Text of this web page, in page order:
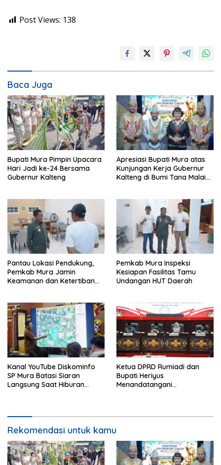
Post Views: 138
Baca Juga
Bupati Mura Pimpin Upacara
Hari Jadi ke-24 Bersama
Gubernur Kalteng
Apresiasi Bupati Mura atas
Kunjungan Kerja Gubernur
Kalteng di Bumi Tana Malai
Pantau Lokasi Pendukung,
Pemkab Mura Jamin
Keamanan dan Ketertiban
Pemkab Mura Inspeksi
Kesiapan Fasilitas Tamu
Undangan HUT Daerah
Kanal YouTube Diskominfo
SP Mura Batasi Siaran
Langsung Saat Hiburan
Ketua DPRD Rumiadi dan
Bupati Heriyus
Menandatangani
Rekomendasi untuk kamu